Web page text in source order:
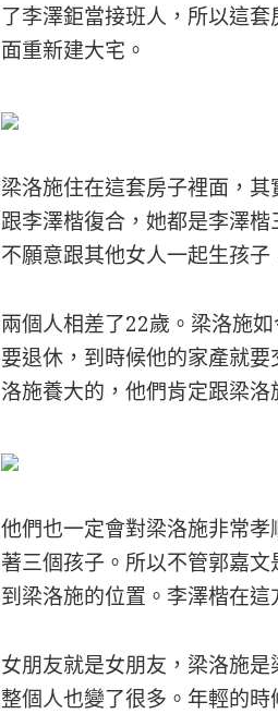
了李澤鉅當接班人，所以這
面重新建大宅。
梁洛施住在這套房子裡面，
跟李澤楷復合，她都是李澤
不願意跟其他女人一起生孩
兩個人相差了22歲。梁洛施
要退休，到時候他的家產就
洛施養大的，他們肯定跟梁洛
他們也一定會對梁洛施非常
著三個孩子。所以不管郭嘉
到梁洛施的位置。李澤楷在這
女朋友就是女朋友，梁洛施
整個人也變了很多。年輕的